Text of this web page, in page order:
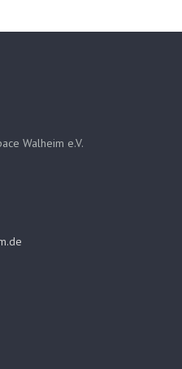
Walheim e.V.